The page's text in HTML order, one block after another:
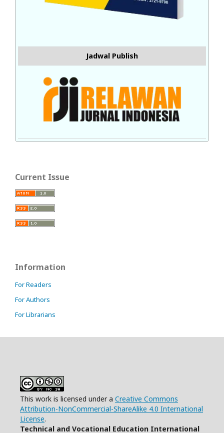
Jadwal Publish
Current Issue
Information
For Readers
For Authors
For Librarians
This work is licensed under a Creative Commons
Attribution-NonCommercial-ShareAlike 4.0 International
License.
Technical and Vocational Education International